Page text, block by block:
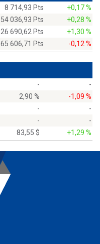
8 714,93 Pts
+0,17 %
54 036,93 Pts
+0,28 %
26 690,62 Pts
+1,30 %
65 606,71 Pts -0,12 %
-
-
2,90 %
-1,09 %
-
-
-
-
83,55 $ +1,29 %